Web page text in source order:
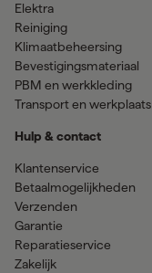
Elektra
Reiniging
Klimaatbeheersing
Bevestigingsmateriaal
PBM en werkkleding
Transport en werkplaats
Hulp & contact
Klantenservice
Betaalmogelijkheden
Verzenden
Garantie
Reparatieservice
Zakelijk